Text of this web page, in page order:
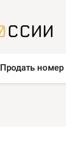
Продать номер